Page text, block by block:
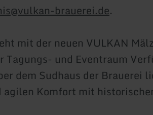
brauerei.de.
mit der neuen VULKAN
Tagungs- und Eventraum
dem Sudhaus der Brauerei
agilen Komfort mit